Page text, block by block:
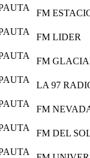
FM
FM LIDER
FM
LA 97
FM
FM DEL